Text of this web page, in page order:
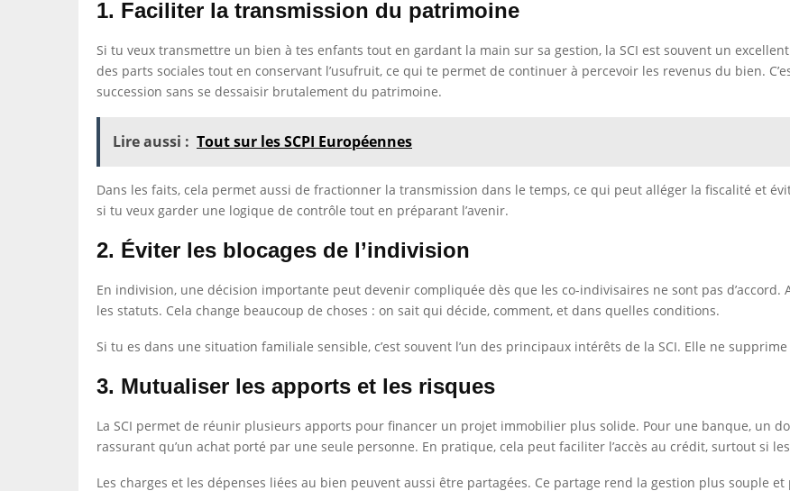
1. Faciliter la transmission du patrimoine
Si tu veux transmettre un bien à tes enfants tout en gardant la main sur sa gestion, la SCI est souvent un
des parts sociales tout en conservant l’usufruit, ce qui te permet de continuer à percevoir les revenus du bien.
succession sans se dessaisir brutalement du patrimoine.
Lire aussi : Tout sur les SCPI Européennes
Dans les faits, cela permet aussi de fractionner la transmission dans le temps, ce qui peut alléger la fiscalité et
si tu veux garder une logique de contrôle tout en préparant l’avenir.
2. Éviter les blocages de l’indivision
En indivision, une décision importante peut devenir compliquée dès que les co-indivisaires ne sont pas d’accord.
les statuts. Cela change beaucoup de choses : on sait qui décide, comment, et dans quelles conditions.
Si tu es dans une situation familiale sensible, c’est souvent l’un des principaux intérêts de la SCI. Elle ne
3. Mutualiser les apports et les risques
La SCI permet de réunir plusieurs apports pour financer un projet immobilier plus solide. Pour une banque, un
rassurant qu’un achat porté par une seule personne. En pratique, cela peut faciliter l’accès au crédit, surtout si
Les charges et les dépenses liées au bien peuvent aussi être partagées. Ce partage rend la gestion plus souple